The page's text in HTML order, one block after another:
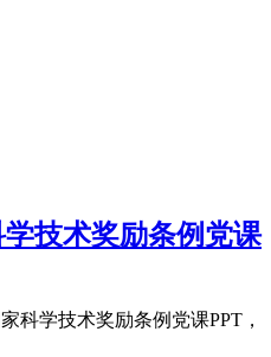
技术奖励条例党课
科学技术奖励条例党课PPT，